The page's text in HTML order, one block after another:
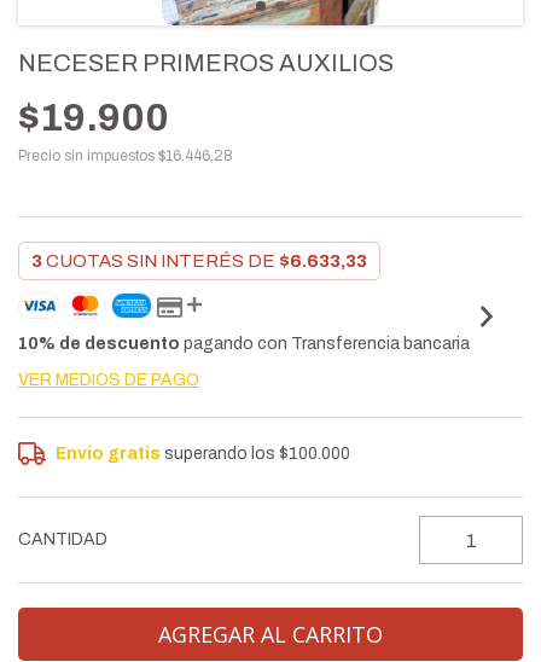
NECESER PRIMEROS AUXILIOS
$19.900
Precio sin impuestos $16.446,28
3 CUOTAS SIN INTERÉS DE $6.633,33
10% de descuento pagando con Transferencia bancaria
VER MEDIOS DE PAGO
Envío gratis superando los$100.000
CANTIDAD